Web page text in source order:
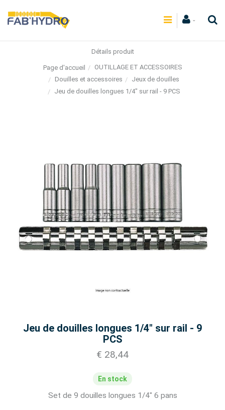
Détails produit
Page d'accueil
OUTILLAGE ET ACCESSOIRES
Douilles et accessoires
Jeux de douilles
Jeu de douilles longues 1/4" sur rail - 9 PCS
Jeu de douilles longues 1/4" sur rail - 9
PCS
€ 28,44
En stock
Set de 9 douilles longues 1/4" 6 pans